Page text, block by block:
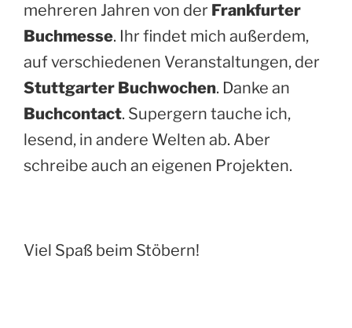
mehreren Jahren von der Frankfurter
Buchmesse. Ihr findet mich außerdem,
auf verschiedenen Veranstaltungen, der
Stuttgarter Buchwochen. Danke an
Buchcontact. Supergern tauche ich,
lesend, in andere Welten ab. Aber
schreibe auch an eigenen Projekten.
Viel Spaß beim Stöbern!